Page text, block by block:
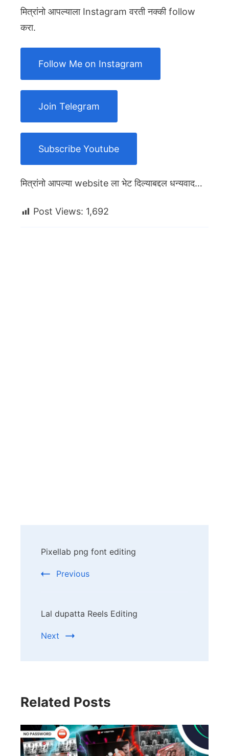
मित्रांनो आपल्याला Instagram वरती नक्की follow
करा.
Follow Me on Instagram
Join Telegram
Subscribe Youtube
मित्रांनो आपल्या website ला भेट दिल्याबद्दल धन्यवाद…
Post Views: 1,692
Navigation
Pixellab png font editing
Previous
Lal dupatta Reels Editing
Next
Related Posts